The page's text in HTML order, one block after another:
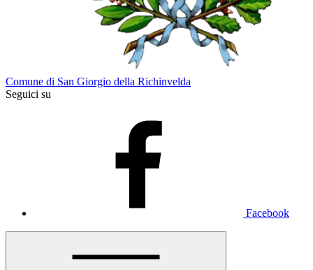
Comune di San Giorgio della Richinvelda
Seguici su
Facebook